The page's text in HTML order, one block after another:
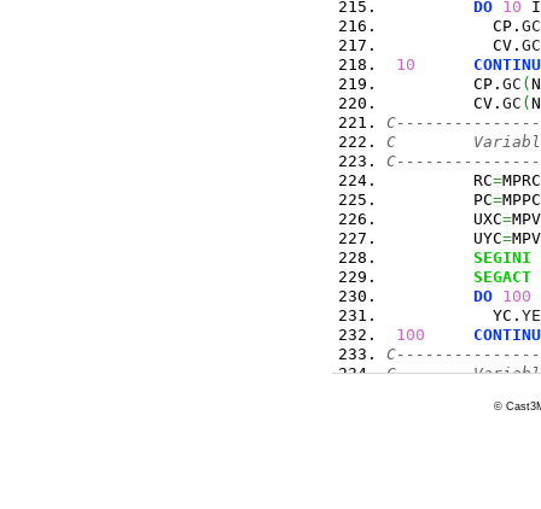
DO 10 I
           CP.
GC
           CV.
GC
10
         CP.
GC (
         CV.
GC (
C
         RC
=
         PC
=
         UXC
=
         UYC
=
SEGINI
SEGACT
DO 100
           YC.
100
C
SEGACT
©